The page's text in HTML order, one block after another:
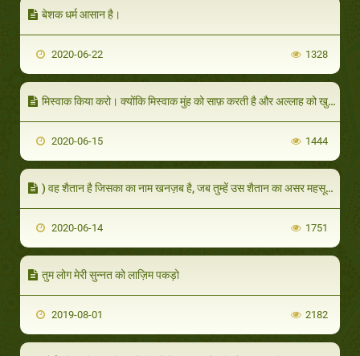
बेशक धर्म आसान है।
2020-06-22 1328
मिस्वाक किया करो। क्योंकि मिस्वाक मुंह को साफ़ करती है और अल्लाह को खुश करती है।
2020-06-15 1444
) वह शैतान है जिसका का नाम खनज़ब है, जब तुम्हें उस शैतान का असर महसूस हो तो उससे अल्लाह की पनाह मांगो
2020-06-14 1751
तुम लोग मेरी सुन्नत को लाज़िम पकड़ो
2019-08-01 2182